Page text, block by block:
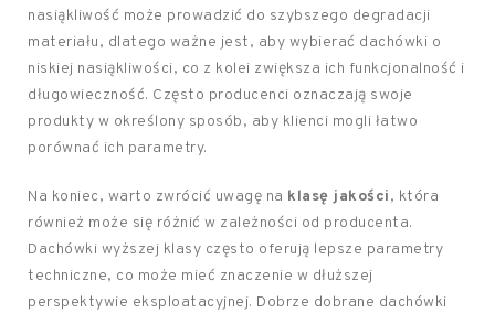
nasiąkliwość może prowadzić do szybszego degradacji
materiału, dlatego ważne jest, aby wybierać dachówki o
niskiej nasiąkliwości, co z kolei zwiększa ich funkcjonalność i
długowieczność. Często producenci oznaczają swoje
produkty w określony sposób, aby klienci mogli łatwo
porównać ich parametry.
Na koniec, warto zwrócić uwagę na klasę jakości, która
również może się różnić w zależności od producenta.
Dachówki wyższej klasy często oferują lepsze parametry
techniczne, co może mieć znaczenie w dłuższej
perspektywie eksploatacyjnej. Dobrze dobrane dachówki